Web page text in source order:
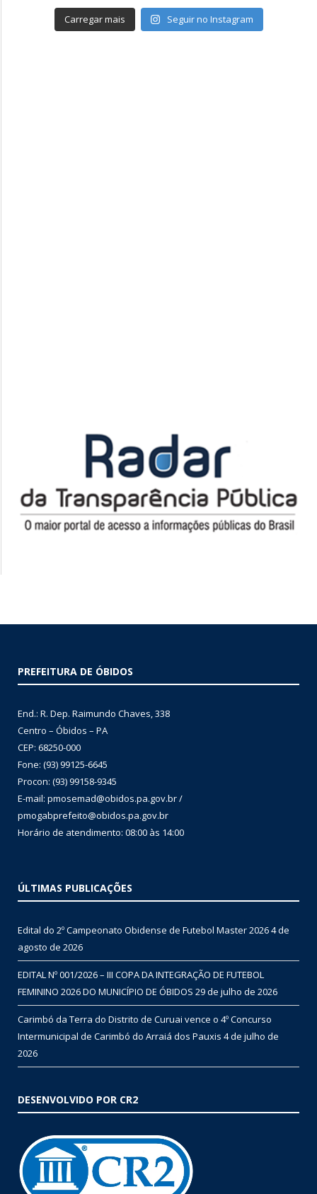
Carregar mais Seguir no Instagram
PREFEITURA DE ÓBIDOS
End.: R. Dep. Raimundo Chaves, 338
Centro – Óbidos – PA
CEP: 68250-000
Fone: (93) 99125-6645
Procon: (93) 99158-9345
E-mail: pmosemad@obidos.pa.gov.br /
pmogabprefeito@obidos.pa.gov.br
Horário de atendimento: 08:00 às 14:00
ÚLTIMAS PUBLICAÇÕES
Edital do 2º Campeonato Obidense de Futebol Master 20264 de
agosto de 2026
EDITAL Nº 001/2026 – III COPA DA INTEGRAÇÃO DE FUTEBOL
FEMININO 2026 DO MUNICÍPIO DE ÓBIDOS 29 de julho de 2026
Carimbó da Terra do Distrito de Curuai vence o 4º Concurso
Intermunicipal de Carimbó do Arraiá dos Pauxis 4 de julho de
2026
DESENVOLVIDO POR CR2